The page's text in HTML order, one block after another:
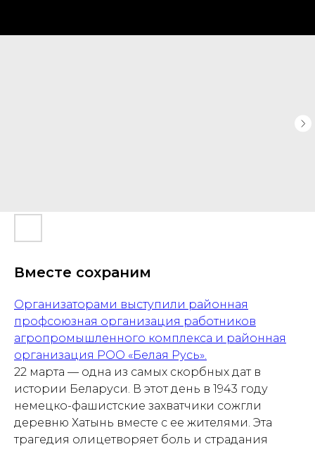
Вместе сохраним
Организаторами выступили районная
профсоюзная организация работников
агропромышленного комплекса и районная
организация РОО «Белая Русь».
22 марта — одна из самых скорбных дат в
истории Беларуси. В этот день в 1943 году
немецко-фашистские захватчики сожгли
деревню Хатынь вместе с ее жителями. Эта
трагедия олицетворяет боль и страдания